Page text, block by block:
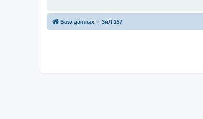
База данных ЗиЛ 157